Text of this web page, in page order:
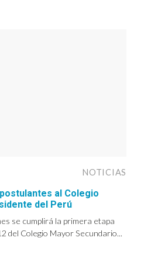
NOTICIAS
al Colegio
del Perú
se cumplirá la primera etapa
del Colegio Mayor Secundario...